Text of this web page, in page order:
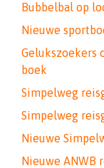
Bubbelbal op
Nieuwe
Gelukszoekers
boek
Simpelweg
Simpelweg
Nieuwe
Nieuwe ANWB